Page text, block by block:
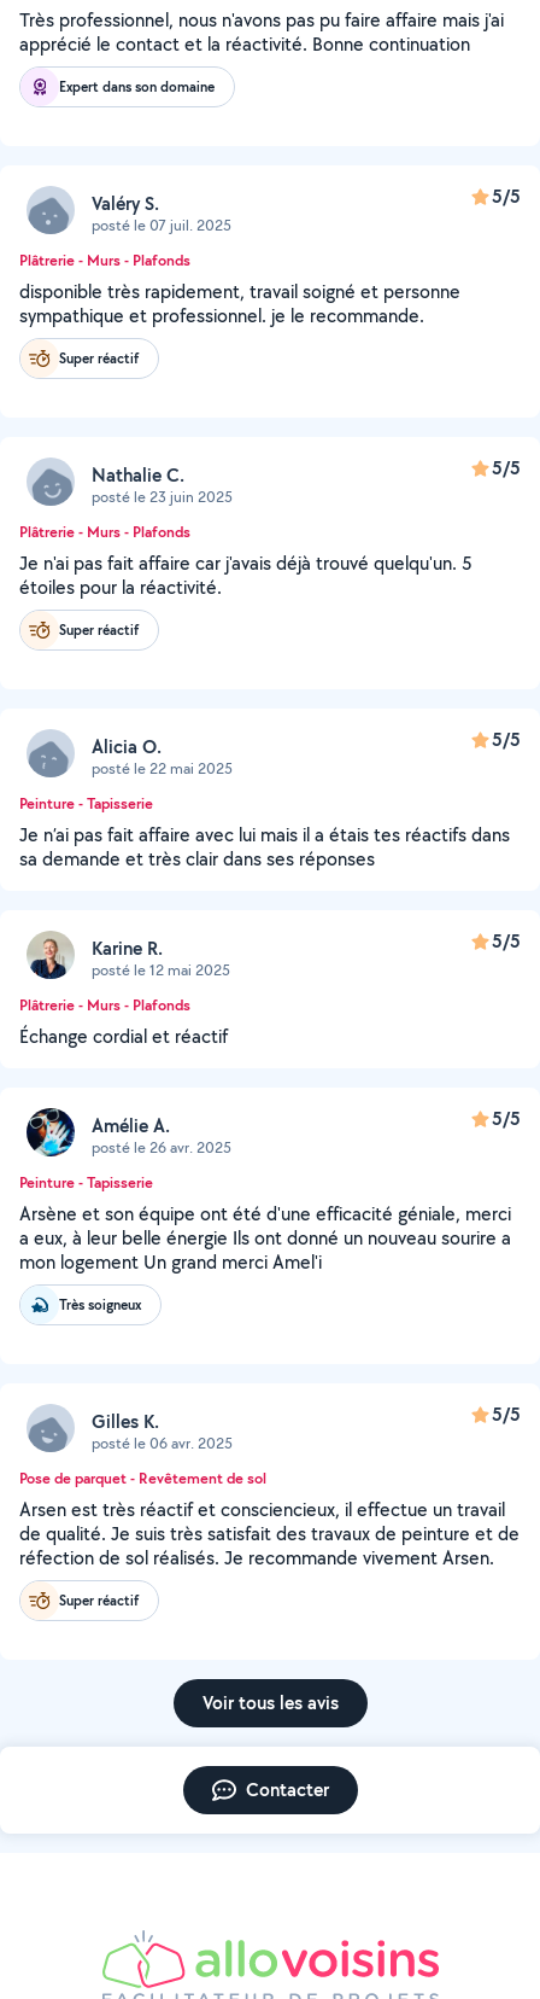
Très professionnel, nous n'avons pas pu faire affaire mais j'ai
apprécié le contact et la réactivité. Bonne continuation
Expert dans son domaine
Valéry S.
posté le 07 juil. 2025
5/5
Plâtrerie - Murs - Plafonds
disponible très rapidement, travail soigné et personne
sympathique et professionnel. je le recommande.
Super réactif
Nathalie C.
posté le 23 juin 2025
5/5
Plâtrerie - Murs - Plafonds
Je n'ai pas fait affaire car j'avais déjà trouvé quelqu'un. 5
étoiles pour la réactivité.
Super réactif
Alicia O.
posté le 22 mai 2025
5/5
Peinture - Tapisserie
Je n’ai pas fait affaire avec lui mais il a étais tes réactifs dans
sa demande et très clair dans ses réponses
Karine R.
posté le 12 mai 2025
5/5
Plâtrerie - Murs - Plafonds
Échange cordial et réactif
Amélie A.
posté le 26 avr. 2025
5/5
Peinture - Tapisserie
Arsène et son équipe ont été d'une efficacité géniale, merci
a eux, à leur belle énergie Ils ont donné un nouveau sourire a
mon logement Un grand merci Amel'i
Très soigneux
Gilles K.
posté le 06 avr. 2025
5/5
Pose de parquet - Revêtement de sol
Arsen est très réactif et consciencieux, il effectue un travail
de qualité. Je suis très satisfait des travaux de peinture et de
réfection de sol réalisés. Je recommande vivement Arsen.
Super réactif
Voir tous les avis
Contacter